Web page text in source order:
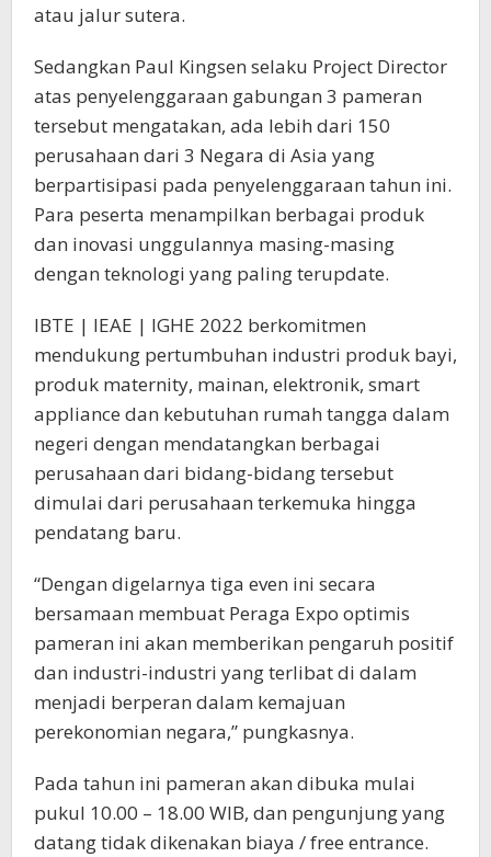
atau jalur sutera.
Sedangkan Paul Kingsen selaku Project Director
atas penyelenggaraan gabungan 3 pameran
tersebut mengatakan, ada lebih dari 150
perusahaan dari 3 Negara di Asia yang
berpartisipasi pada penyelenggaraan tahun ini.
Para peserta menampilkan berbagai produk
dan inovasi unggulannya masing-masing
dengan teknologi yang paling terupdate.
IBTE | IEAE | IGHE 2022 berkomitmen
mendukung pertumbuhan industri produk bayi,
produk maternity, mainan, elektronik, smart
appliance dan kebutuhan rumah tangga dalam
negeri dengan mendatangkan berbagai
perusahaan dari bidang-bidang tersebut
dimulai dari perusahaan terkemuka hingga
pendatang baru.
“Dengan digelarnya tiga even ini secara
bersamaan membuat Peraga Expo optimis
pameran ini akan memberikan pengaruh positif
dan industri-industri yang terlibat di dalam
menjadi berperan dalam kemajuan
perekonomian negara,” pungkasnya.
Pada tahun ini pameran akan dibuka mulai
pukul 10.00 – 18.00 WIB, dan pengunjung yang
datang tidak dikenakan biaya / free entrance.